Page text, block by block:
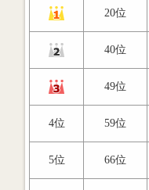
20位
40位
49位
4位 59位
5位 66位